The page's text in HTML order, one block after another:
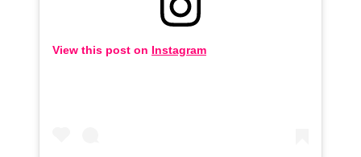
View this post on Instagram